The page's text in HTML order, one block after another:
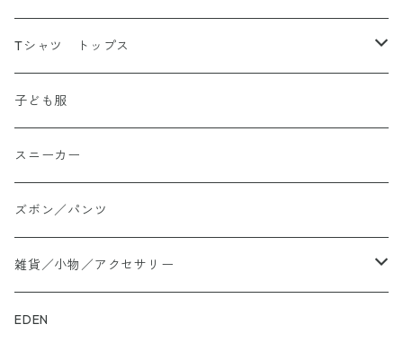
Tシャツ トップス
Tシャツ
シャツ
大きいサイズ
ロングTシャツ
子ども服
スニーカー
ズボン／パンツ
雑貨／小物／アクセサリー
トートバッグ
EDEN